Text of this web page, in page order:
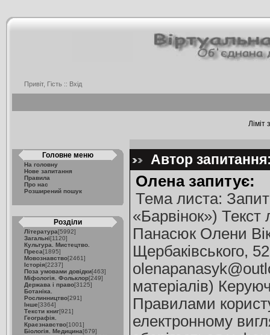
Привіт, Гість :: Вхід
Ліміт
Головне меню
На головну
Нове запитання
Правила
Про нас
Розширений пошук
Розділи
Література[5992]
Загальні[1120]
Культура. Мистецтво.
Преса[1895]
Мовознавство[2461]
Історія[2237]
Поза умовами довідки[463]
Міфологія. Фольклор[249]
Держава і право[3125]
Ботаніка.
Рослинництво[291]
Інше[3364]
Тексти книг[921]
Географія.
Краєзнавство[1001]
Біологія. Медицина[679]
Автор
Олена запитує:
Тема листа:
«Барвінок») Текст
Панасюк Олени
Щербаківського,
матеріалів)
Правилами
електронному